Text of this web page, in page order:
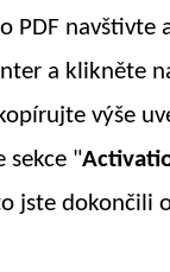
PDF navštivte
a klikněte
výše
sekce "
jste dokončili